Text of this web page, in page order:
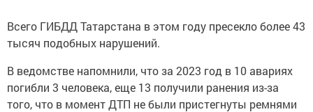
Всего ГИБДД Татарстана в этом году пресекло более 43
тысяч подобных нарушений.
В ведомстве напомнили, что за 2023 год в 10 авариях
погибли 3 человека, еще 13 получили ранения из-за
того, что в момент ДТП не были пристегнуты ремнями